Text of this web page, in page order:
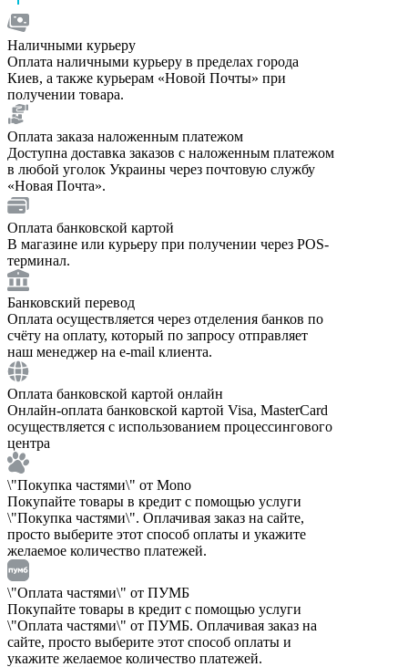
Наличными курьеру
Оплата наличными курьеру в пределах города
Киев, а также курьерам «Новой Почты» при
получении товара.
Оплата заказа наложенным платежом
Доступна доставка заказов с наложенным платежом
в любой уголок Украины через почтовую службу
«Новая Почта».
Оплата банковской картой
В магазине или курьеру при получении через POS-
терминал.
Банковский перевод
Оплата осуществляется через отделения банков по
счёту на оплату, который по запросу отправляет
наш менеджер на e-mail клиента.
Оплата банковской картой онлайн
Онлайн-оплата банковской картой Visa, MasterCard
осуществляется с использованием процессингового
центра
\"Покупка частями\" от Mono
Покупайте товары в кредит с помощью услуги
\"Покупка частями\". Оплачивая заказ на сайте,
просто выберите этот способ оплаты и укажите
желаемое количество платежей.
\"Оплата частями\" от ПУМБ
Покупайте товары в кредит с помощью услуги
\"Оплата частями\" от ПУМБ. Оплачивая заказ на
сайте, просто выберите этот способ оплаты и
укажите желаемое количество платежей.